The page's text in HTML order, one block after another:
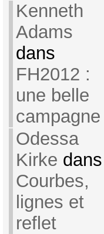
Kenneth
Adams
dans
FH2012 :
une belle
campagne
Odessa
Kirke dans
Courbes,
lignes et
reflet